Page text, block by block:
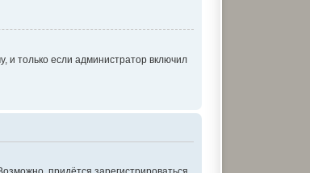
и только если администратор включил